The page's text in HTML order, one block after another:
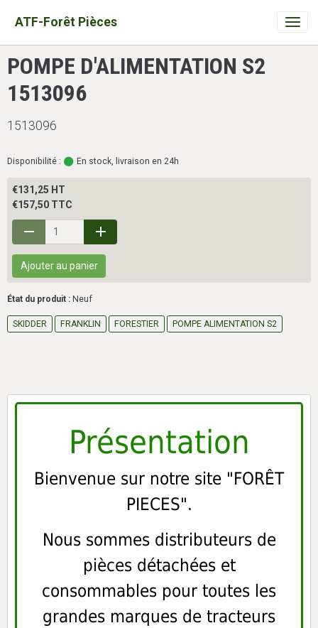
ATF-Forêt Pièces
POMPE D'ALIMENTATION S2
1513096
1513096
Disponibilité : En stock, livraison en 24h
€131,25 HT
€157,50 TTC
Ajouter au panier
État du produit : Neuf
SKIDDER FRANKLIN FORESTIER POMPE ALIMENTATION S2
Présentation
Bienvenue sur notre site "FORÊT
PIECES".
Nous sommes distributeurs de
pièces détachées et
consommables pour toutes les
grandes marques de tracteurs